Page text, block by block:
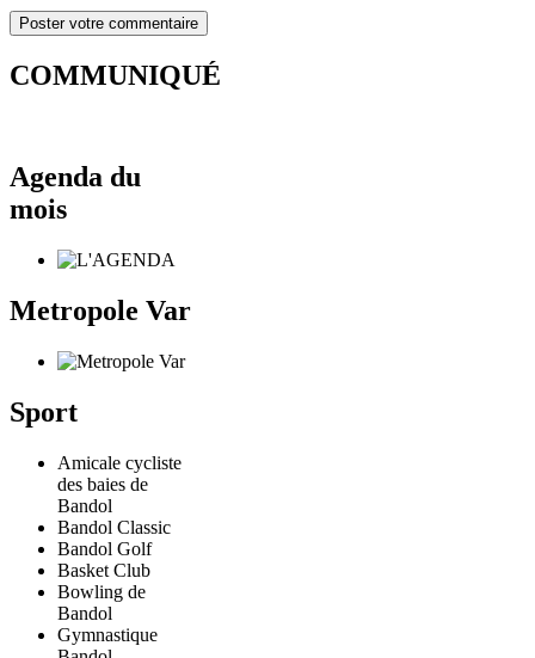
COMMUNIQUÉ
Agenda du
mois
Metropole Var
Sport
Amicale cycliste
des baies de
Bandol
Bandol Classic
Bandol Golf
Basket Club
Bowling de
Bandol
Gymnastique